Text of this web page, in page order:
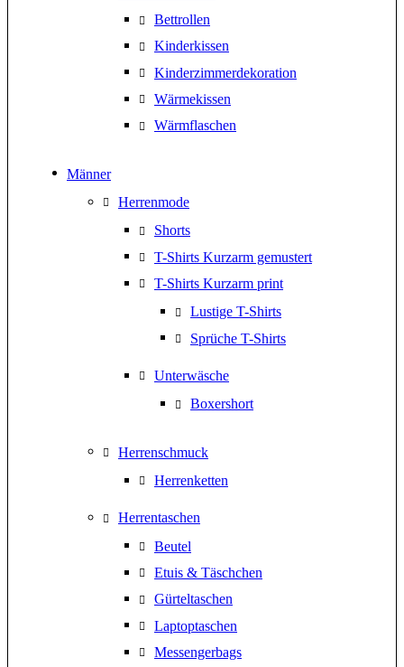
Bettrollen
Kinderkissen
Kinderzimmerdekoration
Wärmekissen
Wärmflaschen
Männer
Herrenmode
Shorts
T-Shirts Kurzarm gemustert
T-Shirts Kurzarm print
Lustige T-Shirts
Sprüche T-Shirts
Unterwäsche
Boxershort
Herrenschmuck
Herrenketten
Herrentaschen
Beutel
Etuis & Täschchen
Gürteltaschen
Laptoptaschen
Messengerbags